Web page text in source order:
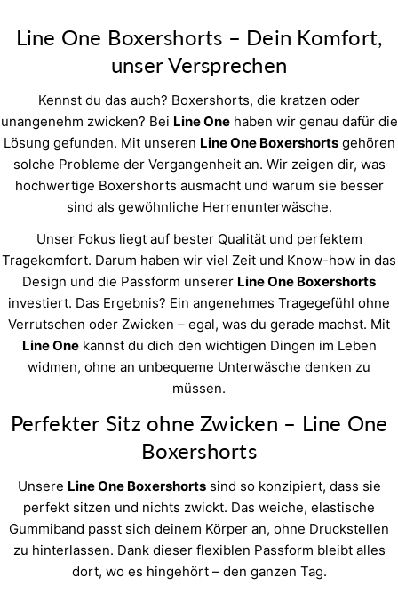
Line One Boxershorts – Dein Komfort,
unser Versprechen
Kennst du das auch? Boxershorts, die kratzen oder
unangenehm zwicken? Bei Line Onehaben wir genau dafür die
Lösung gefunden. Mit unseren Line One Boxershortsgehören
solche Probleme der Vergangenheit an. Wir zeigen dir, was
hochwertige Boxershorts ausmacht und warum sie besser
sind als gewöhnliche Herrenunterwäsche.
Unser Fokus liegt auf bester Qualität und perfektem
Tragekomfort. Darum haben wir viel Zeit und Know-how in das
Design und die Passform unserer Line One Boxershorts
investiert. Das Ergebnis? Ein angenehmes Tragegefühl ohne
Verrutschen oder Zwicken – egal, was du gerade machst. Mit
Line Onekannst du dich den wichtigen Dingen im Leben
widmen, ohne an unbequeme Unterwäsche denken zu
müssen.
Perfekter Sitz ohne Zwicken – Line One
Boxershorts
Unsere Line One Boxershortssind so konzipiert, dass sie
perfekt sitzen und nichts zwickt. Das weiche, elastische
Gummiband passt sich deinem Körper an, ohne Druckstellen
zu hinterlassen. Dank dieser flexiblen Passform bleibt alles
dort, wo es hingehört – den ganzen Tag.